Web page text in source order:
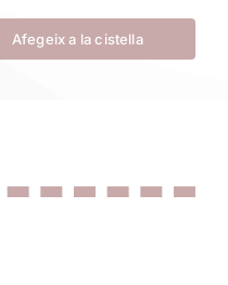
Afegeix a la cistella